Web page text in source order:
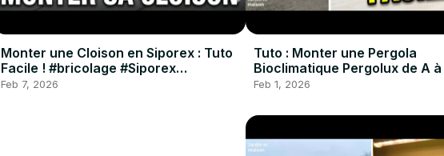
Monter une Cloison en Siporex : Tuto
Facile ! #bricolage #Siporex
#renovation
Feb 7, 2026
Tuto : Monter une Pergola
Bioclimatique Pergolux de A à
#Pergola #DIY #Tuto
Feb 1, 2026